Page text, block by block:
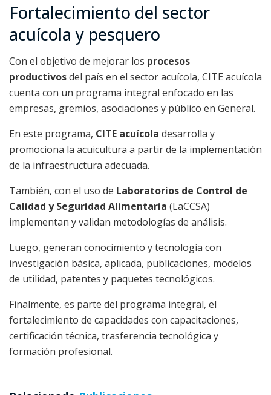
Fortalecimiento del sector
acuícola y pesquero
Con el objetivo de mejorar los procesos
productivosdel país en el sector acuícola, CITE acuícola
cuenta con un programa integral enfocado en las
empresas, gremios, asociaciones y público en General.
En este programa, CITE acuícola desarrolla y
promociona la acuicultura a partir de la implementación
de la infraestructura adecuada.
También, con el uso de Laboratorios de Control de
Calidad y Seguridad Alimentaria (LaCCSA)
implementan y validan metodologías de análisis.
Luego, generan conocimiento y tecnología con
investigación básica, aplicada, publicaciones, modelos
de utilidad, patentes y paquetes tecnológicos.
Finalmente, es parte del programa integral, el
fortalecimiento de capacidades con capacitaciones,
certificación técnica, trasferencia tecnológica y
formación profesional.